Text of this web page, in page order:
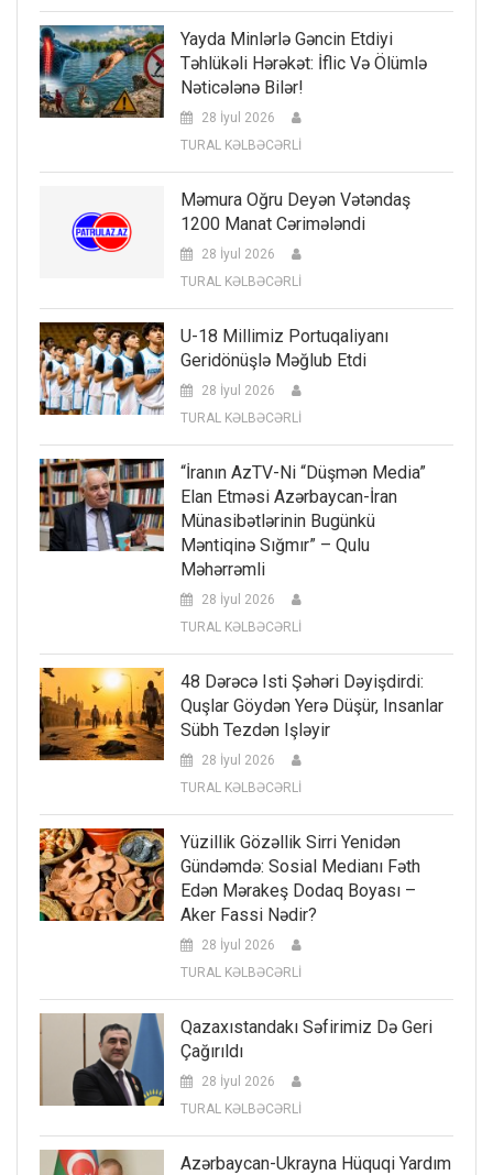
Yayda Minlərlə Gəncin Etdiyi
Təhlükəli Hərəkət: İflic Və Ölümlə
Nəticələnə Bilər!
28 İyul 2026
TURAL KƏLBƏCƏRLİ
Məmura Oğru Deyən Vətəndaş
1200 Manat Cərimələndi
28 İyul 2026
TURAL KƏLBƏCƏRLİ
U-18 Millimiz Portuqaliyanı
Geridönüşlə Məğlub Etdi
28 İyul 2026
TURAL KƏLBƏCƏRLİ
“İranın AzTV-Ni “düşmən Media”
Elan Etməsi Azərbaycan-İran
Münasibətlərinin Bugünkü
Məntiqinə Sığmır” – Qulu
Məhərrəmli
28 İyul 2026
TURAL KƏLBƏCƏRLİ
48 Dərəcə Isti Şəhəri Dəyişdirdi:
Quşlar Göydən Yerə Düşür, Insanlar
Sübh Tezdən Işləyir
28 İyul 2026
TURAL KƏLBƏCƏRLİ
Yüzillik Gözəllik Sirri Yenidən
Gündəmdə: Sosial Medianı Fəth
Edən Mərakeş Dodaq Boyası –
Aker Fassi Nədir?
28 İyul 2026
TURAL KƏLBƏCƏRLİ
Qazaxıstandakı Səfirimiz Də Geri
Çağırıldı
28 İyul 2026
TURAL KƏLBƏCƏRLİ
Azərbaycan-Ukrayna Hüquqi Yardım